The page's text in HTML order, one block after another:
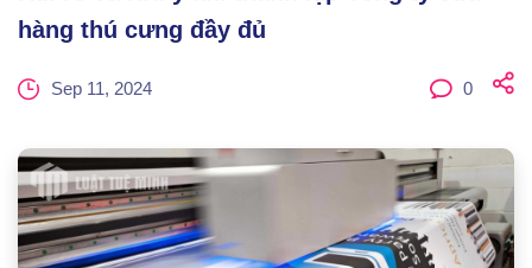
hàng thú cưng đầy đủ
Sep 11, 2024 0